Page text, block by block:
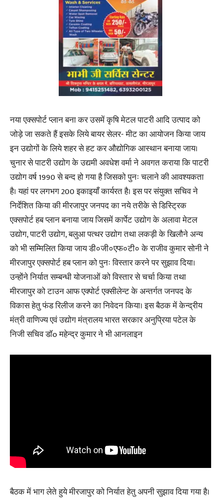
नया एक्सपोर्ट प्लान बना कर उसमें कृषि मेटल पाटरी आदि उत्पाद को
जोड़े जा सकते हैं इसके लिये बायर सेलर- मीट का आयोजन किया जाय
इन उद्योगों के लिये शहर से हट कर औद्योगिक आस्थान बनाया जाय।
चुनार से पाटरी उद्योग के उद्यमी अवधेश वर्मा ने अवगत कराया कि पाटरी
उद्योग वर्ष 1990 से बन्द हो गया है जिसको पुनः चलाने की आवश्यकता
है। यहां पर लगभग 200 इकाइयाँ कार्यरत है। इस पर संयुक्त सचिव ने
निर्देशित किया की मीरजापुर जनपद का नये तरीके से डिस्ट्रिक
एक्सपोर्ट हब प्लान बनाया जाय जिसमें कार्पेट उद्योग के अलावा मेटल
उद्योग, पाटरी उद्योग, बलुआ पत्थर उद्योग तथा लकड़ी के खिलौने अन्य
को भी सम्मिलित किया जाय डी०जी०एफ०टी० के राजीव कुमार सोनी ने
मीरजापुर एक्सपोर्ट हब प्लान को पुनः विस्तार करने पर सुझाव दिया।
उन्होंने निर्यात सम्बन्धी योजनाओं को विस्तार से चर्चा किया तथा
मीरजापुर को टाउन आफ एक्पोर्ट एक्सीलेन्ट के अन्तर्गत जनपद के
विकास हेतु फंड रिलीज करने का निवेदन किया। इस बैठक में केन्द्रीय
मंत्री वाणिज्य एवं उद्योग मंत्रालय भारत सरकार अनुप्रिया पटेल के
निजी सचिव डॉo महेन्द्र कुमार ने भी आनलाइन
बैठक में भाग लेते हुये मीरजापुर को निर्यात हेतु अपनी सुझाव दिया गया है।